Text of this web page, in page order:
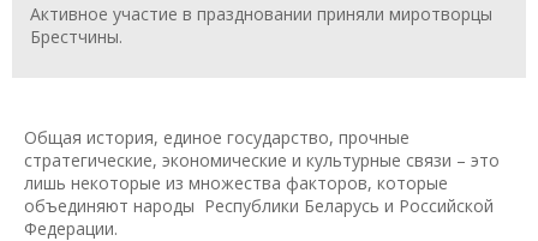
Активное участие в праздновании приняли миротворцы
Брестчины.
Общая история, единое государство, прочные
стратегические, экономические и культурные связи – это
лишь некоторые из множества факторов, которые
объединяют народы Республики Беларусь и Российской
Федерации.